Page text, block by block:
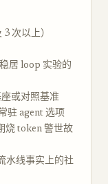
次以上）
居 loop 实验的
或对照基准
驻 agent 选项
烧 token 警世故
水线事实上的社